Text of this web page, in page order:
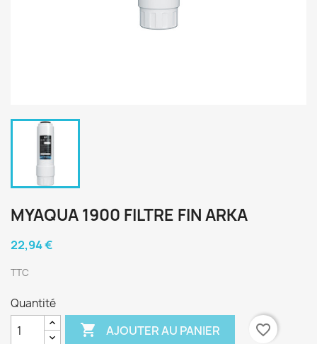
MYAQUA 1900 FILTRE FIN ARKA
22,94 €
TTC
Quantité
 AJOUTER AU PANIER
favorite_border